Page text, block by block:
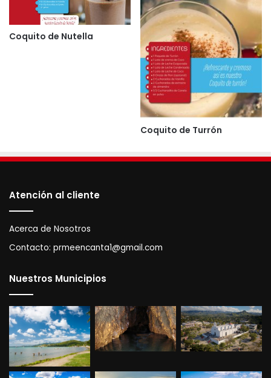
Coquito de Nutella
Coquito de Turrón
Atención al cliente
Acerca de Nosotros
Contacto: prmeencanta1@gmail.com
Nuestros Municipios